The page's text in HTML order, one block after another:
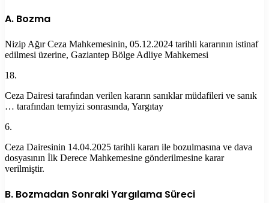
A. Bozma
Nizip Ağır Ceza Mahkemesinin, 05.12.2024 tarihli kararının istinaf
edilmesi üzerine, Gaziantep Bölge Adliye Mahkemesi
18.
Ceza Dairesi tarafından verilen kararın sanıklar müdafileri ve sanık
… tarafından temyizi sonrasında, Yargıtay
6.
Ceza Dairesinin 14.04.2025 tarihli kararı ile bozulmasına ve dava
dosyasının İlk Derece Mahkemesine gönderilmesine karar
verilmiştir.
B. Bozmadan Sonraki Yargılama Süreci